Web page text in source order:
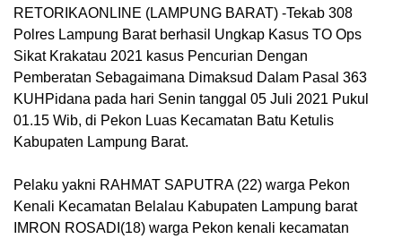
RETORIKAONLINE (LAMPUNG BARAT) -Tekab 308
Polres Lampung Barat berhasil Ungkap Kasus TO Ops
Sikat Krakatau 2021 kasus Pencurian Dengan
Pemberatan Sebagaimana Dimaksud Dalam Pasal 363
KUHPidana pada hari Senin tanggal 05 Juli 2021 Pukul
01.15 Wib, di Pekon Luas Kecamatan Batu Ketulis
Kabupaten Lampung Barat.
Pelaku yakni RAHMAT SAPUTRA (22) warga Pekon
Kenali Kecamatan Belalau Kabupaten Lampung barat
IMRON ROSADI(18) warga Pekon kenali kecamatan